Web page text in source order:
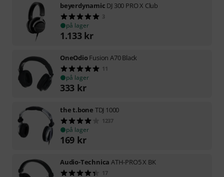
beyerdynamic DJ 300 PRO X Club
3
på lager
1.133 kr
OneOdioFusion A70 Black
11
på lager
333 kr
the t.bone TDJ 1000
1237
på lager
169 kr
Audio-Technica ATH-PRO5 X BK
17